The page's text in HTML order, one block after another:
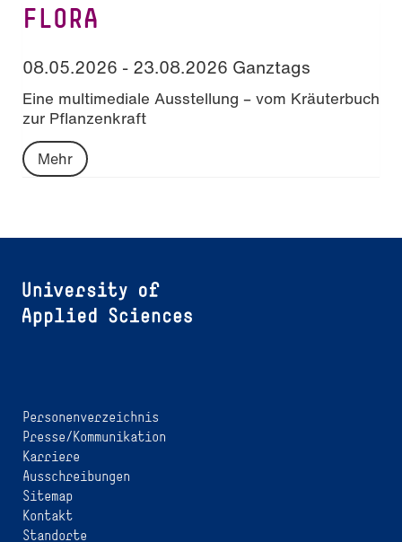
FLORA
08.05.2026 - 23.08.2026 Ganztags
Eine multimediale Ausstellung – vom Kräuterbuch
zur Pflanzenkraft
Mehr
Personenverzeichnis
Presse/Kommunikation
Karriere
Ausschreibungen
Sitemap
Kontakt
Standorte